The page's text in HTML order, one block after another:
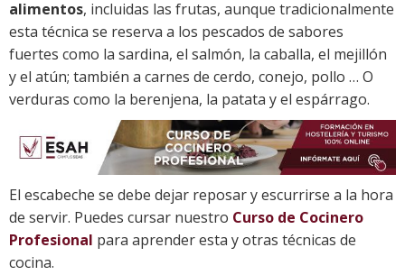
alimentos, incluidas las frutas, aunque tradicionalmente
esta técnica se reserva a los pescados de sabores
fuertes como la sardina, el salmón, la caballa, el mejillón
y el atún; también a carnes de cerdo, conejo, pollo … O
verduras como la berenjena, la patata y el espárrago.
El escabeche se debe dejar reposar y escurrirse a la hora
de servir. Puedes cursar nuestro Curso de Cocinero
Profesional para aprender esta y otras técnicas de
cocina.